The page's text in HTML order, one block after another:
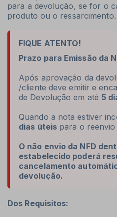
para a devolução, se for o
produto ou o ressarcimento.
Prazo para Emissão da
Após aprovação da
/cliente deve emitir e
de Devolução em até 5
Quando a nota estiver
dias úteis para o
O não envio da NFD
estabelecido poderá
cancelamento
devolução.
Dos Requisitos: